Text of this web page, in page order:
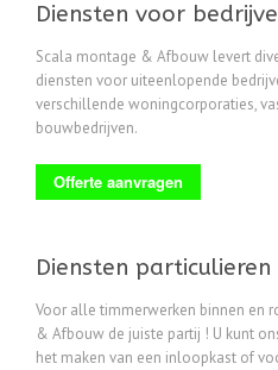
Diensten voor
Scala montage & Afbouw levert
diensten voor uiteenlopende
verschillende woningcorporaties,
bouwbedrijven.
Offerte aanvragen
Diensten particulieren
Voor alle timmerwerken binnen en
& Afbouw de juiste partij ! U kunt
het maken van een inloopkast of